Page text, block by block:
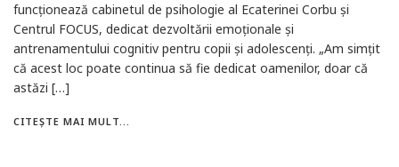
funcționează cabinetul de psihologie al Ecaterinei Corbu și
Centrul FOCUS, dedicat dezvoltării emoționale și
antrenamentului cognitiv pentru copii și adolescenți. „Am simțit
că acest loc poate continua să fie dedicat oamenilor, doar că
astăzi […]
CITEȘTE MAI MULT...